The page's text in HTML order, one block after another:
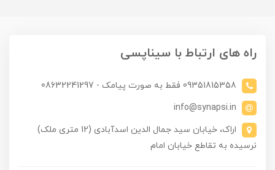
راه های ارتباط با سیناپسی
09351815358 فقط به صورت پیامک - 08632241297
info@synapsi.in
اراک، خیابان سید جمال الدین اسدآبادی (12 متری ملک)
نرسیده به تقاطع خیابان امام